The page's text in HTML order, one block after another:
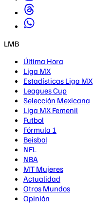
LMB
Última Hora
Liga MX
Estadísticas Liga MX
Leagues Cup
Selección Mexicana
Liga MX Femenil
Futbol
Fórmula 1
Beisbol
NFL
NBA
MT Mujeres
Actualidad
Otros Mundos
Opinión